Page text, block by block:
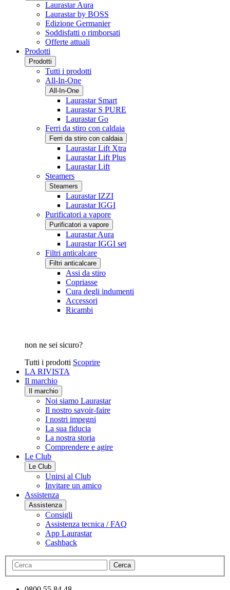
Laurastar Aura
Laurastar by BOSS
Edizione Germanier
Soddisfatti o rimborsati
Offerte attuali
Prodotti
Prodotti
Tutti i prodotti
All-In-One
All-In-One
Laurastar Smart
Laurastar S PURE
Laurastar Go
Ferri da stiro con caldaia
Ferri da stiro con caldaia
Laurastar Lift Xtra
Laurastar Lift Plus
Laurastar Lift
Steamers
Steamers
Laurastar IZZI
Laurastar IGGI
Purificatori a vapore
Purificatori a vapore
Laurastar Aura
Laurastar IGGI set
Filtri anticalcare
Filtri anticalcare
Assi da stiro
Copriasse
Cura degli indumenti
Accessori
Ricambi
non ne sei sicuro?
Tutti i prodotti Scoprire
LA RIVISTA
Il marchio
Il marchio
Noi siamo Laurastar
Il nostro savoir-faire
I nostri impegni
La sua fiducia
La nostra storia
Comprendere e agire
Le Club
Le Club
Unirsi al Club
Invitare un amico
Assistenza
Assistenza
Consigli
Assistenza tecnica / FAQ
App Laurastar
Cashback
Cerca